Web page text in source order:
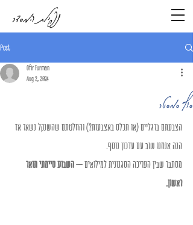
נפילת המסדר
Post
סוף סמסטר
Ofir Furman
Aug 2, 2024
הצבעתם ברגליים (או תכלס באצבעות?) והחלטתם שהשנקל נשאר אז
הנה אנחנו שוב עם עדכון נוסף.
מסתבר שבין העריכה הסגנונית למילואים – השבוע סיימתי תואר
ראשון.